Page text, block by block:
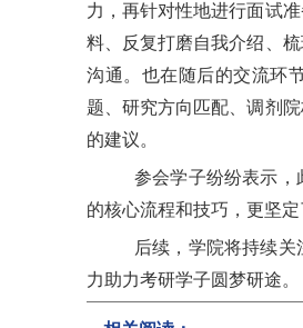
力，再针对性地进行面试
料、反复打磨自我介绍、
沟通。 也在随后的交流环
题、研究方向匹配、调剂
的建议。
参会学子纷纷表示，
的核心流程和技巧，更坚
后续，学院将持续
力助力考研学子圆梦研途。